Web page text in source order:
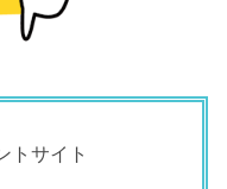
トサイト